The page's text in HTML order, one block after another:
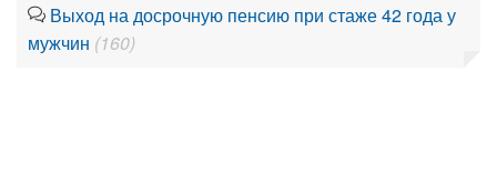
Выход на досрочную пенсию при стаже 42 года у
мужчин (160)